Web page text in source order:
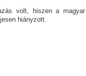
volt, hiszen a magyar
hiányzott.